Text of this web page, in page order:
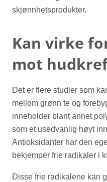
skjønnhetsprodukter.
Kan virke
mot
Det er flere studier som
mellom grønn te og
inneholder blant annet
som et usedvanlig høyt
Antioksidanter har den
bekjemper frie radikaler i
Disse frie radikalene kan